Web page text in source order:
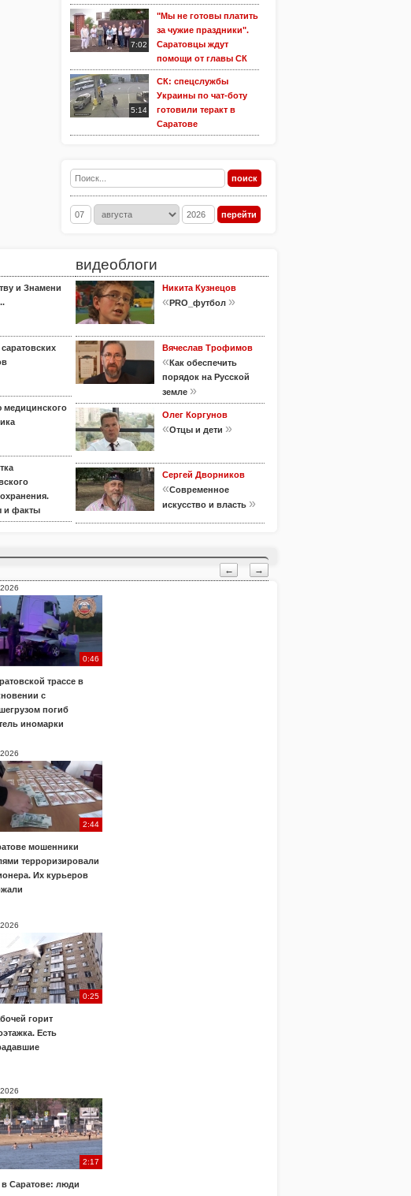
7:02
"Мы не готовы платить
за чужие праздники".
Саратовцы ждут
помощи от главы СК
5:14
СК: спецслужбы
Украины по чат-боту
готовили теракт в
Саратове
и Знамени
факты
видеоблоги
Никита Кузнецов
«PRO_футбол »
Вячеслав Трофимов
«Как обеспечить
порядок на Русской
земле »
Олег Коргунов
«Отцы и дети »
Сергей Дворников
«Современное
искусство и власть »
← →
0:46
трассе в
с
погиб
иномарки
2:44
мошенники
терроризировали
Их курьеров
0:25
горит
Есть
2:17
Саратове: люди